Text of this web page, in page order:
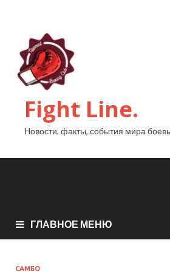
Fight Line.
Новости, факты, события мира
ГЛАВНОЕ МЕНЮ
САМБО